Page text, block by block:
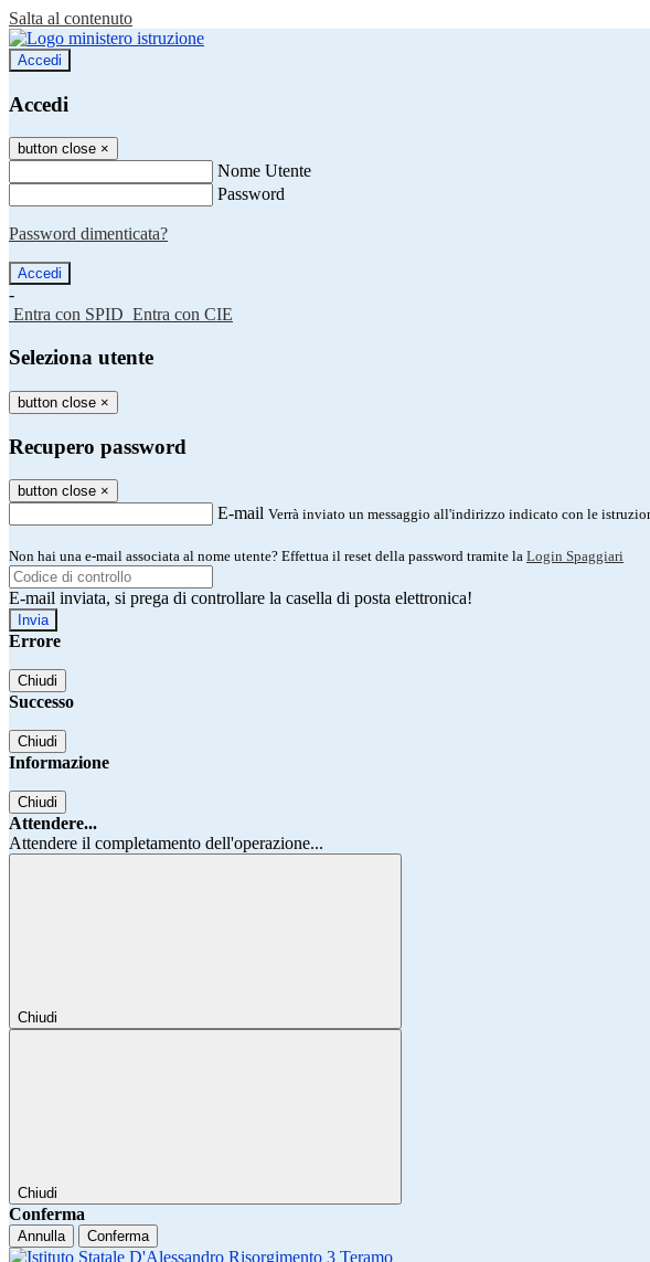
Salta al contenuto
Accedi
Accedi
button close ×
Nome Utente
Password
Password dimenticata?
-
Entra con SPID Entra con CIE
Seleziona utente
button close ×
Recupero password
button close ×
E-mail Verrà inviato un messaggio all'indirizzo indicato con le
Non hai una e-mail associata al nome utente? Effettua il reset della password tramite la Login Spaggiari
E-mail inviata, si prega di controllare la casella di posta elettronica!
Errore
Chiudi
Successo
Chiudi
Informazione
Chiudi
Attendere...
Attendere il completamento dell'operazione...
Chiudi
Chiudi
Conferma
Annulla Conferma